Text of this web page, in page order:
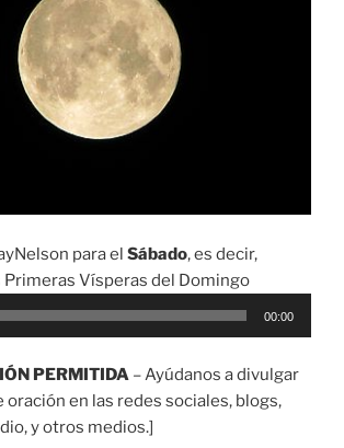
para el Sábado, es decir,
Primeras Vísperas del Domingo
00:00
PERMITIDA – Ayúdanos a divulgar
oración en las redes sociales, blogs,
y otros medios.]